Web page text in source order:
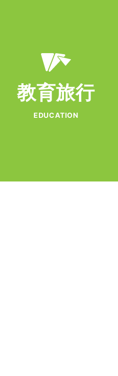
教育旅行
EDUCATION